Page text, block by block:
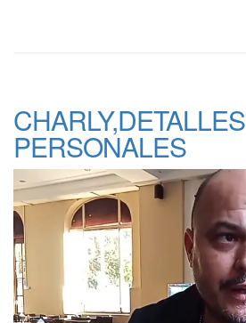
CHARLY,DETALLES
PERSONALES